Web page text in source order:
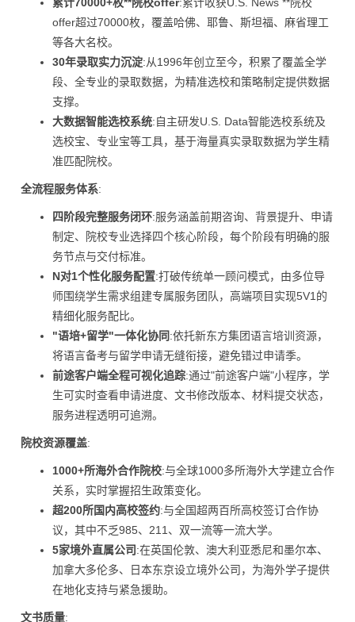
offer超过70000枚，覆盖哈佛、耶鲁、斯坦福、麻省理工
等各大名校。
30年录取实力沉淀:从1996年创立至今，积累了覆盖全学
段、全专业的录取数据，为精准选校和策略制定提供数据
支撑。
大数据智能选校系统:自主研发U.S. Data智能选校系统及
选校宝、专业宝等工具，基于海量真实录取数据为学生精
准匹配院校。
全流程服务体系:
四阶段完整服务闭环:服务涵盖前期咨询、背景提升、申请
制定、院校专业选择四个核心阶段，每个阶段有明确的服
务节点与交付标准。
N对1个性化服务配置:打破传统单一顾问模式，由多位导
师围绕学生需求组建专属服务团队，高端项目实现5V1的
精细化服务配比。
"语培+留学"一体化协同:依托新东方集团语言培训资源，
将语言备考与留学申请无缝衔接，避免错过申请季。
前途客户端全程可视化追踪:通过"前途客户端"小程序，学
生可实时查看申请进度、文书修改版本、材料提交状态，
服务进程透明可追溯。
院校资源覆盖:
1000+所海外合作院校:与全球1000多所海外大学建立合作
关系，实时掌握招生政策变化。
超200所国内高校签约:与全国超两百所高校签订合作协
议，其中不乏985、211、双一流等一流大学。
5家境外直属公司:在英国伦敦、澳大利亚悉尼和墨尔本、
加拿大多伦多、日本东京设立境外公司，为海外学子提供
在地化支持与紧急援助。
文书质量: